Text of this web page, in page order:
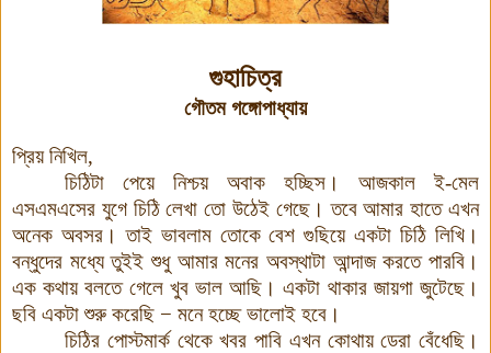
গুহাচিত্র
গৌতম গঙ্গোপাধ্যায়
প্রিয় নিখিল,
চিঠিটা পেয়ে নিশ্চয় অবাক হচ্ছিস। আজকাল ই-মেল
এসএমএসের যুগে চিঠি লেখা তো উঠেই গেছে। তবে আমার হাতে এখন
অনেক অবসর। তাই ভাবলাম তোকে বেশ গুছিয়ে একটা চিঠি লিখি।
বন্ধুদের মধ্যে তুইই শুধু আমার মনের অবস্থাটা আন্দাজ করতে পারবি।
এক কথায় বলতে গেলে খুব ভাল আছি। একটা থাকার জায়গা জুটেছে।
ছবি একটা শুরু করেছি − মনে হচ্ছে ভালোই হবে।
চিঠির পোস্টমার্ক থেকে খবর পাবি এখন কোথায় ডেরা বেঁধেছি।